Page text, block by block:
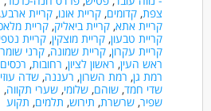
צפת,קדומים,קריית אונו,קריית ארבע,
קריית אתא,קריית ביאליק,קריית
קריית טבעון,קריית מוצקין,קריית
קריית עקרון,קריית שמונה,קרני
ראש העין, ראשון לציון, רחובות, רכסים
רמת גן, רמת השרון, רעננה,שדה
שדי חמד,שוהם,שלומי,שערי תקווה,
שפיר,שרשרת, תירוש, תלמים, תקוע